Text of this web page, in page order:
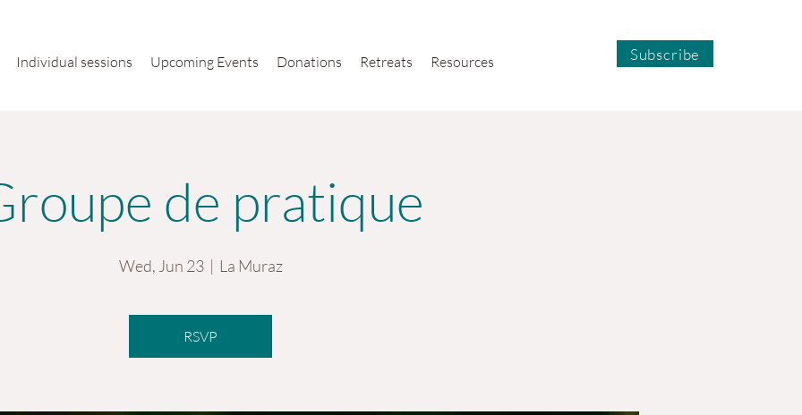
Individual sessions Upcoming Events Donations Retreats Resources Subscribe
de pratique
Wed, Jun 23
  |
La Muraz
RSVP